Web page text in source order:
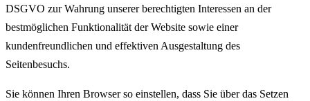
DSGVO zur Wahrung unserer berechtigten Interessen an der
bestmöglichen Funktionalität der Website sowie einer
kundenfreundlichen und effektiven Ausgestaltung des
Seitenbesuchs.
Sie können Ihren Browser so einstellen, dass Sie über das Setzen